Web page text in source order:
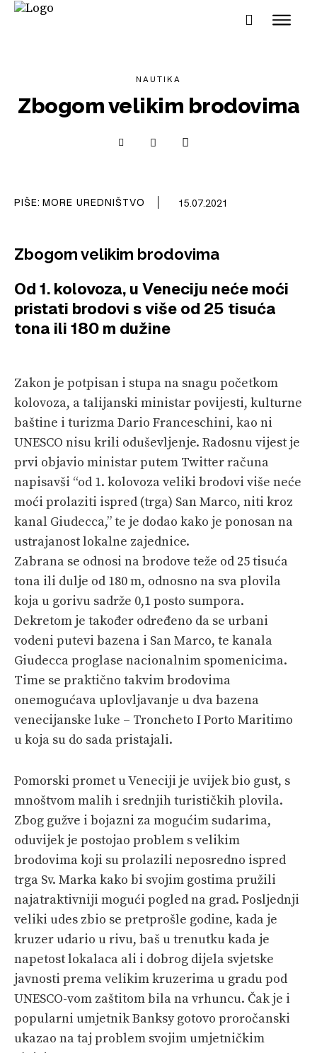
PLOVIDBA
SPIZA
VELIKE PRIČE
SHOP
NAUTIKA
Zbogom velikim brodovima
PIŠE: MORE UREDNIŠTVO 15.07.2021
Zbogom velikim brodovima
Od 1. kolovoza, u Veneciju neće moći
pristati brodovi s više od 25 tisuća
tona ili 180 m dužine
Zakon je potpisan i stupa na snagu početkom
kolovoza, a talijanski ministar povijesti, kulturne
baštine i turizma Dario Franceschini, kao ni
UNESCO nisu krili oduševljenje. Radosnu vijest je
prvi objavio ministar putem Twitter računa
napisavši “od 1. kolovoza veliki brodovi više neće
moći prolaziti ispred (trga) San Marco, niti kroz
kanal Giudecca,” te je dodao kako je ponosan na
ustrajanost lokalne zajednice.
Zabrana se odnosi na brodove teže od 25 tisuća
tona ili dulje od 180 m, odnosno na sva plovila
koja u gorivu sadrže 0,1 posto sumpora.
Dekretom je također određeno da se urbani
vodeni putevi bazena i San Marco, te kanala
Giudecca proglase nacionalnim spomenicima.
Time se praktično takvim brodovima
onemogućava uplovljavanje u dva bazena
venecijanske luke – Troncheto I Porto Maritimo
u koja su do sada pristajali.
Pomorski promet u Veneciji je uvijek bio gust, s
mnoštvom malih i srednjih turističkih plovila.
Zbog gužve i bojazni za mogućim sudarima,
oduvijek je postojao problem s velikim
brodovima koji su prolazili neposredno ispred
trga Sv. Marka kako bi svojim gostima pružili
najatraktivniji mogući pogled na grad. Posljednji
veliki udes zbio se pretprošle godine, kada je
kruzer udario u rivu, baš u trenutku kada je
napetost lokalaca ali i dobrog dijela svjetske
javnosti prema velikim kruzerima u gradu pod
UNESCO-vom zaštitom bila na vrhuncu. Čak je i
popularni umjetnik Banksy gotovo proročanski
ukazao na taj problem svojim umjetničkim